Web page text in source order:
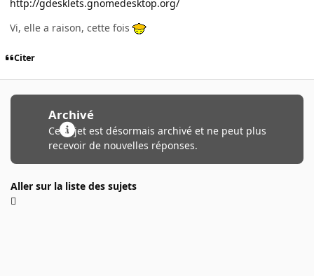
http://gdesklets.gnomedesktop.org/
Vi, elle a raison, cette fois
Citer
Archivé
Ce sujet est désormais archivé et ne peut plus
recevoir de nouvelles réponses.
Aller sur la liste des sujets